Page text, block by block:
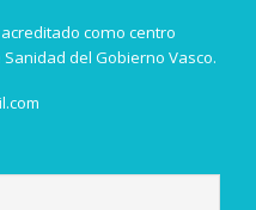
como centro
del Gobierno Vasco.